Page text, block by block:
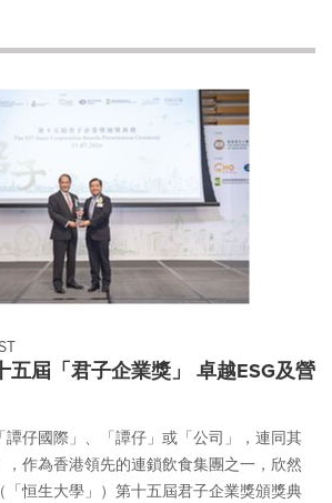
五屆「君子企業獎」 卓越ESG及營
仔國際」、「譚仔」或「公司」，連同其
作為香港領先的連鎖飲食集團之一，欣然
恒生大學」）第十五屆君子企業獎頒獎典